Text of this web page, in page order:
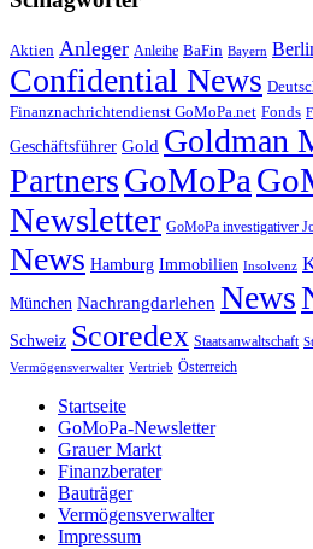
Aktien Anleger Anleihe BaFin Bayern
Confidential News
Finanznachrichtendienst GoMoPa.net Fonds
Geschäftsführer Gold Goldman
PartnersGoMoPa
Newsletter GoMoPa investigativer
News Hamburg Immobilien Insolvenz
München Nachrangdarlehen News
Schweiz Scoredex Staatsanwaltschaft
Vermögensverwalter Vertrieb Österreich
Startseite
GoMoPa-Newsletter
Grauer Markt
Finanzberater
Bauträger
Vermögensverwalter
Impressum